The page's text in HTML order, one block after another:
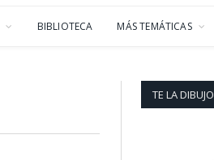
BIBLIOTECA MÁS TEMÁTICAS
TE LA DIBUJO